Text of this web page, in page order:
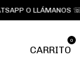
O LLÁMANOS ☏
CARRITO
0